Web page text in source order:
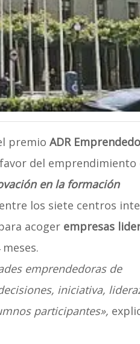
premio ADR
del emprendimiento
en la formación
los siete centros
acoger empresas
emprendedoras de
iniciativa,
participantes»,